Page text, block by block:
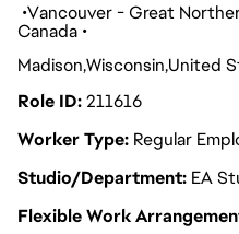
Vancouver - Great
Canada
MadisonWisconsin United
Role ID211616
Worker Type Regular
Studio/Department EA
Flexible Work